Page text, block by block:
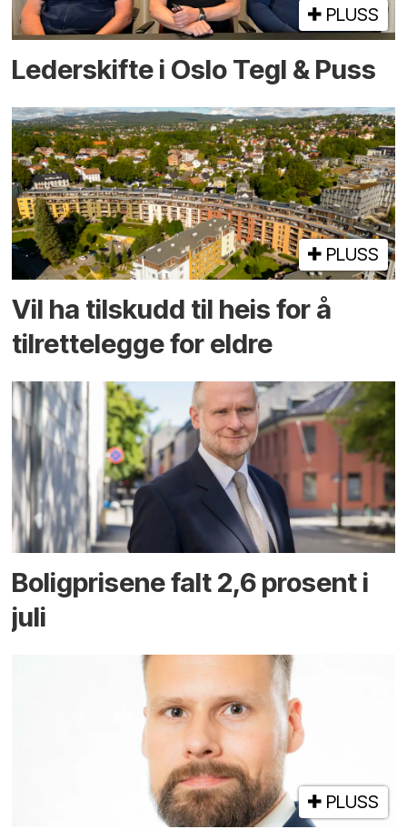
PLUSS
Lederskifte i Oslo Tegl & Puss
PLUSS
Vil ha tilskudd til heis for å
tilrettelegge for eldre
Boligprisene falt 2,6 prosent i
juli
PLUSS